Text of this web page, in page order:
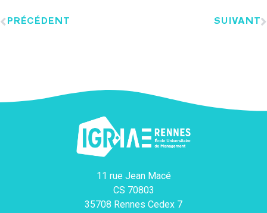
PRÉCÉDENT SUIVANT
11 rue Jean Macé
CS 70803
35708 Rennes Cedex 7